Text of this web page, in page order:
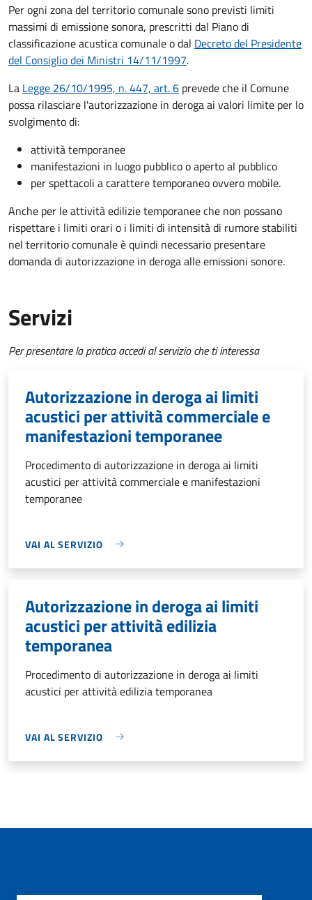
Per ogni zona del territorio comunale sono previsti limiti
massimi di emissione sonora, prescritti dal Piano di
classificazione acustica comunale o dal Decreto del Presidente
del Consiglio dei Ministri 14/11/1997.
La Legge 26/10/1995, n. 447, art. 6 prevede che il Comune
possa rilasciare l'autorizzazione in deroga ai valori limite per lo
svolgimento di:
attività temporanee
manifestazioni in luogo pubblico o aperto al pubblico
per spettacoli a carattere temporaneo ovvero mobile.
Anche per le attività edilizie temporanee che non possano
rispettare i limiti orari o i limiti di intensità di rumore stabiliti
nel territorio comunale è quindi necessario presentare
domanda di autorizzazione in deroga alle emissioni sonore.
Servizi
Per presentare la pratica accedi al servizio che ti interessa
Autorizzazione in deroga ai limiti
acustici per attività commerciale e
manifestazioni temporanee
Procedimento di autorizzazione in deroga ai limiti
acustici per attività commerciale e manifestazioni
temporanee
VAI AL SERVIZIO
Autorizzazione in deroga ai limiti
acustici per attività edilizia
temporanea
Procedimento di autorizzazione in deroga ai limiti
acustici per attività edilizia temporanea
VAI AL SERVIZIO